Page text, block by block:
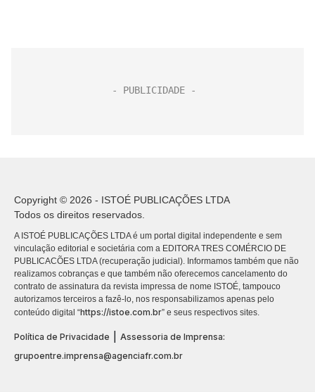
Copyright © 2026 - ISTOÉ PUBLICAÇÕES LTDA
Todos os direitos reservados.
A ISTOÉ PUBLICAÇÕES LTDA é um portal digital independente e sem
vinculação editorial e societária com a EDITORA TRES COMÉRCIO DE
PUBLICACÕES LTDA (recuperação judicial). Informamos também que não
realizamos cobranças e que também não oferecemos cancelamento do
contrato de assinatura da revista impressa de nome ISTOÉ, tampouco
autorizamos terceiros a fazê-lo, nos responsabilizamos apenas pelo
conteúdo digital “https://istoe.com.br” e seus respectivos sites.
Política de Privacidade | Assessoria de Imprensa:
grupoentre.imprensa@agenciafr.com.br